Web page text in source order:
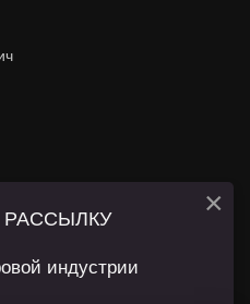
ссылка на
данные геолокации
индустрии
×